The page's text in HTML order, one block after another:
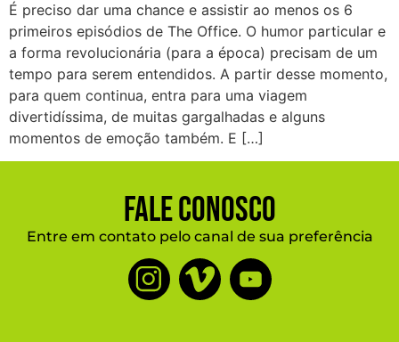
É preciso dar uma chance e assistir ao menos os 6
primeiros episódios de The Office. O humor particular e
a forma revolucionária (para a época) precisam de um
tempo para serem entendidos. A partir desse momento,
para quem continua, entra para uma viagem
divertidíssima, de muitas gargalhadas e alguns
momentos de emoção também. E […]
Fale Conosco
Entre em contato pelo canal de sua preferência